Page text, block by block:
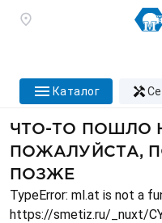
каталог
ЧТО-ТО ПОШЛО
ПОЖАЛУЙСТА,
ПОЗЖЕ
TypeError: ml.at is not a
https://smetiz.ru/_nuxt/